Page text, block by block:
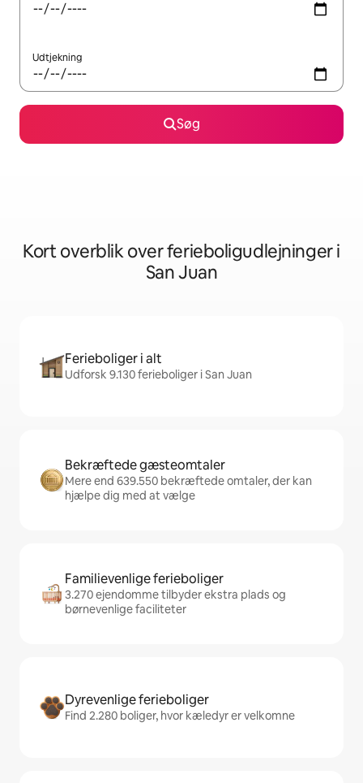
Udtjekning
Søg
Kort overblik over ferieboligudlejninger i
San Juan
Ferieboliger i alt
Udforsk 9.130 ferieboliger i San Juan
Bekræftede gæsteomtaler
Mere end 639.550 bekræftede omtaler, der kan
hjælpe dig med at vælge
Familievenlige ferieboliger
3.270 ejendomme tilbyder ekstra plads og
børnevenlige faciliteter
Dyrevenlige ferieboliger
Find 2.280 boliger, hvor kæledyr er velkomne